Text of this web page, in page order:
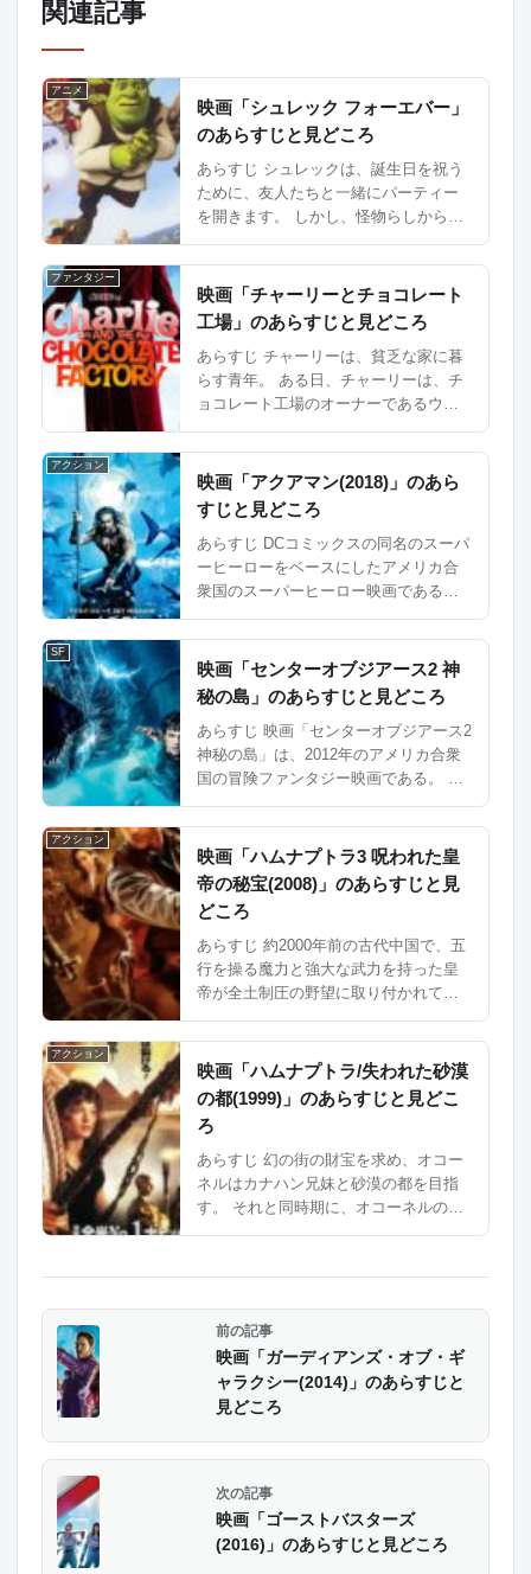
関連記事
アニメ
映画「シュレック フォーエバー」
のあらすじと見どころ
あらすじ シュレックは、誕生日を祝う
ために、友人たちと一緒にパーティー
を開きます。 しかし、怪物らしからぬ
ており、 パーテーで、雰囲気をこわし
てしました。 そこに、王国を奪い...
ファンタジー
映画「チャーリーとチョコレート
工場」のあらすじと見どころ
あらすじ チャーリーは、貧乏な家に暮
らす青年。 ある日、チャーリーは、チ
ョコレート工場のオーナーであるウィ
チョコレート工場へと訪れる。 そし
て、チャーリーは、チョコレート工場
のオーナーであるウ...
アクション
映画「アクアマン(2018)」のあら
すじと見どころ
あらすじ DCコミックスの同名のスーパ
ーヒーローをベースにしたアメリカ合
衆国のスーパーヒーロー映画である。
ランティスの末裔であり、サメをはじ
め海の生物すべてを従えて戦うことが
できる。 彼は高度な文明...
SF
映画「センターオブジアース2 神
秘の島」のあらすじと見どころ
あらすじ 映画「センターオブジアース2
神秘の島」は、2012年のアメリカ合衆
国の冒険ファンタジー映画である。 主
暗号を解き、伝説の島があるパナマに
向かう。 カバチョ、カイラニ親子のヘ
リコプタ...
アクション
映画「ハムナプトラ3 呪われた皇
帝の秘宝(2008)」のあらすじと見
どころ
あらすじ 約2000年前の古代中国で、五
行を操る魔力と強大な武力を持った皇
帝が全土制圧の野望に取り付かれてい
るべく、現在の中国・秦の始皇帝を蘇
らせてしまう。 オコーネルらは、始皇
帝を倒すため...
アクション
映画「ハムナプトラ/失われた砂漠
の都(1999)」のあらすじと見どこ
ろ
あらすじ 幻の街の財宝を求め、オコー
ネルはカナハン兄妹と砂漠の都を目指
す。 それと同時期に、オコーネルの知
がらも砂漠の都に到着することができ
映画「ガーディアンズ・オブ・ギ
ャラクシー(2014)」のあらすじと
見どころ
映画「ゴーストバスターズ
(2016)」のあらすじと見どころ